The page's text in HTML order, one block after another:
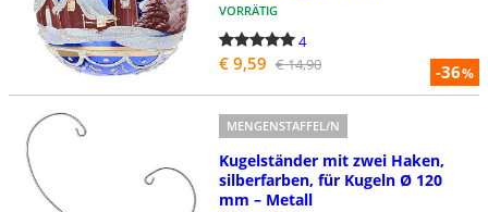
-36%
VORRÄTIG
4
€ 9,59 € 14,90
MENGENSTAFFEL/N
Kugelständer mit zwei Haken,
silberfarben, für Kugeln Ø 120
mm – Metall